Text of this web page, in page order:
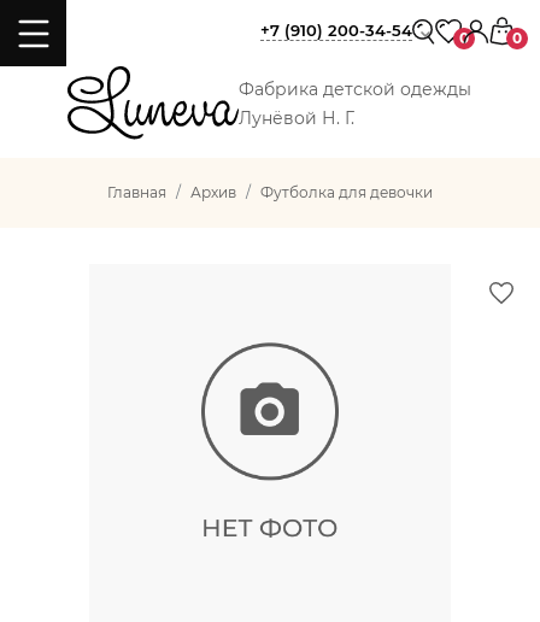
Фабрика детской одежды
Лунёвой Н. Г.
+7 (910) 200-34-54 0 0
Главная Архив Футболка для девочки